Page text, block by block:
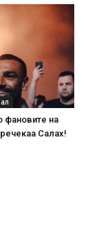
фановите на
Салах!